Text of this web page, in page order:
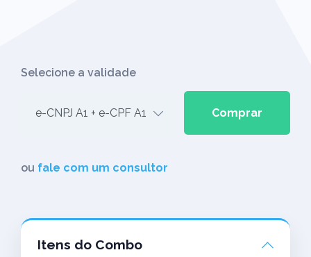
Selecione a validade
Comprar
ou fale com um consultor
Itens do Combo